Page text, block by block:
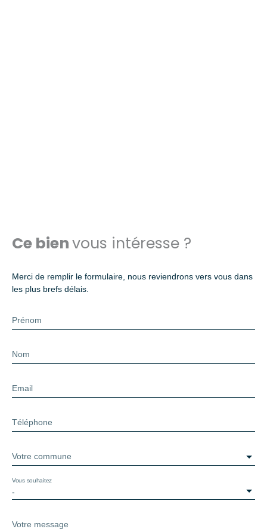
Ce bienvous intéresse ?
Merci de remplir le formulaire, nous reviendrons vers vous dans
les plus brefs délais.
Prénom
Nom
Email
Téléphone
Votre commune
-
Vous souhaitez
Votre message